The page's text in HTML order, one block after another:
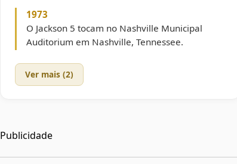
1973
O Jackson 5 tocam no Nashville Municipal
Auditorium em Nashville, Tennessee.
Ver mais (2)
Publicidade